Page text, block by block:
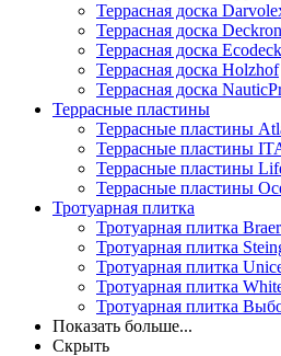
Террасная доска
Террасная доска Deckron
Террасная доска Ecodeck
Террасная доска Holzhof
Террасная доска
Террасные пластины
Террасные пластины
Террасные пластины
Террасные пластины
Террасные пластины
Тротуарная плитка
Тротуарная плитка Braer
Тротуарная плитка
Тротуарная плитка
Тротуарная плитка
Тротуарная плитка
Показать больше...
Скрыть